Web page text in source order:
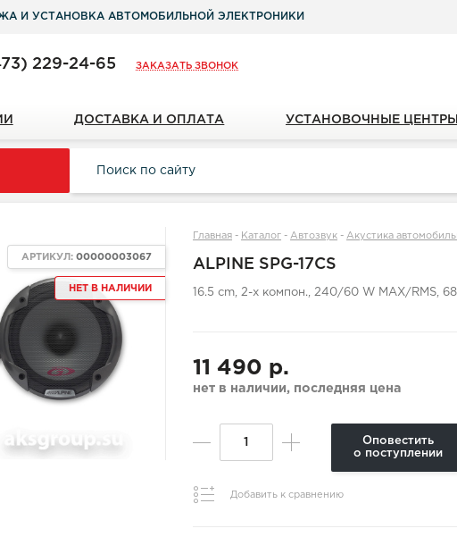
И УСТАНОВКА АВТОМОБИЛЬНОЙ ЭЛЕКТРОНИКИ
229-24-65 ЗАКАЗАТЬ ЗВОНОК
ДОСТАВКА И ОПЛАТА УСТАНОВОЧНЫЕ ЦЕНТРЫ
НЕТ В НАЛИЧИИ
АРТИКУЛ:00000003067
Главная - Каталог -Автозвук -Акустика
ALPINE SPG-17CS
16.5 cm, 2-x компон., 240/60 W MAX/RMS,
11 490 р.
нет в наличии, последняя цена
Оповестить
о поступлении
Добавить к сравнению